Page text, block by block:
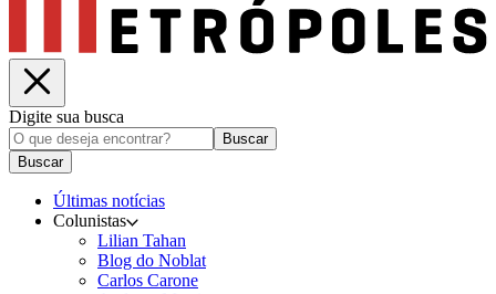
Digite sua busca
Buscar
Buscar
Últimas notícias
Colunistas
Lilian Tahan
Blog do Noblat
Carlos Carone